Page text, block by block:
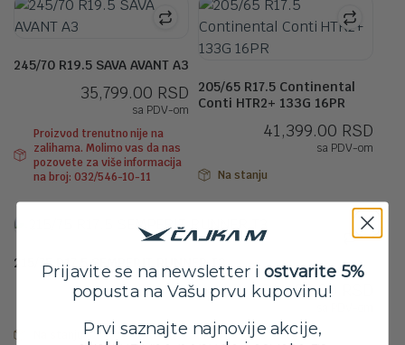
245/70 R19.5 SAVA AVANT A3
35,799.00 RSD
sa PDV-om
Proizvod trenutno nije na
zalihama. Molimo vas da nas
pozovete za više informacija
na broj: 032/546-10-11
205/65 R17.5 Continental
Conti HTR2+ 133G 16PR
41,399.00 RSD
sa PDV-om
Na stanju
215/75 R17.5 SEMPERIT RUNNER T3
34,499.00
Prijavite se na newsletter i ostvarite 5%
popusta na Vašu prvu kupovinu!
Prvi saznajte najnovije akcije,